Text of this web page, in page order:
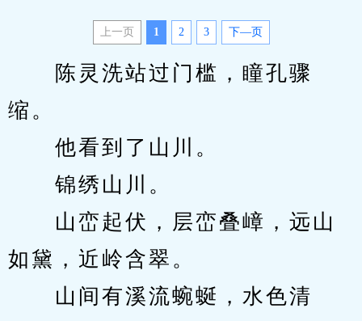
上一页 1 2 3 下—页
陈灵洗站过门槛，瞳孔骤
缩。
他看到了山川。
锦绣山川。
山峦起伏，层峦叠嶂，远山
如黛，近岭含翠。
山间有溪流蜿蜒，水色清